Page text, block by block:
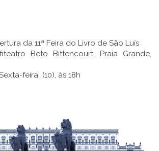
da 11ª Feira do Livro de São Luís
Beto Bittencourt, Praia Grande,
feira (10), às 18h